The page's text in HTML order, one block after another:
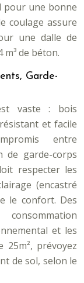
pour une bonne
coulage assure
une dalle de
m³ de béton.
Garde-
vaste : bois
et facile
entre
de garde-corps
respecter les
(encastré
le confort. Des
et les
25m², prévoyez
de sol, selon le